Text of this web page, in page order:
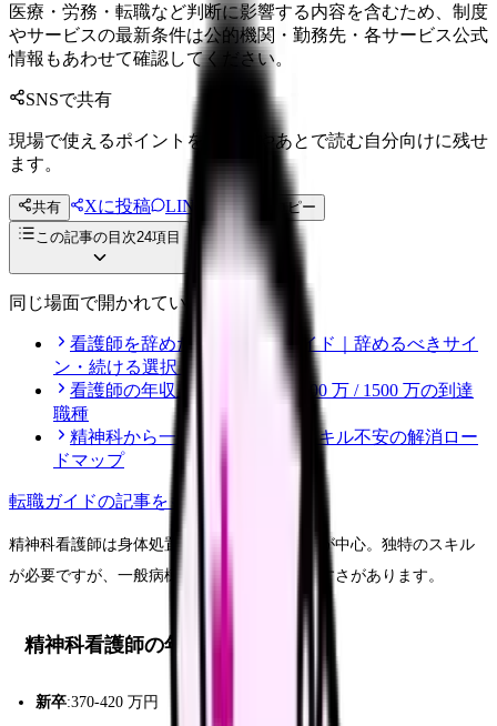
医療・労務・転職など判断に影響する内容を含むため、制度
やサービスの最新条件は公的機関・勤務先・各サービス公式
情報もあわせて確認してください。
SNSで共有
現場で使えるポイントを、同僚やあとで読む自分向けに残せ
ます。
共有 Xに投稿 LINE
投稿文コピー
この記事の目次24項目
同じ場面で開かれている記事
看護師を辞めたい時の完全ガイド｜辞めるべきサイ
ン・続ける選択・転職準備
看護師の年収上限｜800 万 / 1000 万 / 1500 万の到達
職種
精神科から一般科に戻れる？スキル不安の解消ロー
ドマップ
転職ガイドの記事をもっと見る
精神科看護師は身体処置より「言葉のケア」が中心。独特のスキル
が必要ですが、一般病棟にない魅力と働きやすさがあります。
精神科看護師の年収水準
新卒:370-420 万円